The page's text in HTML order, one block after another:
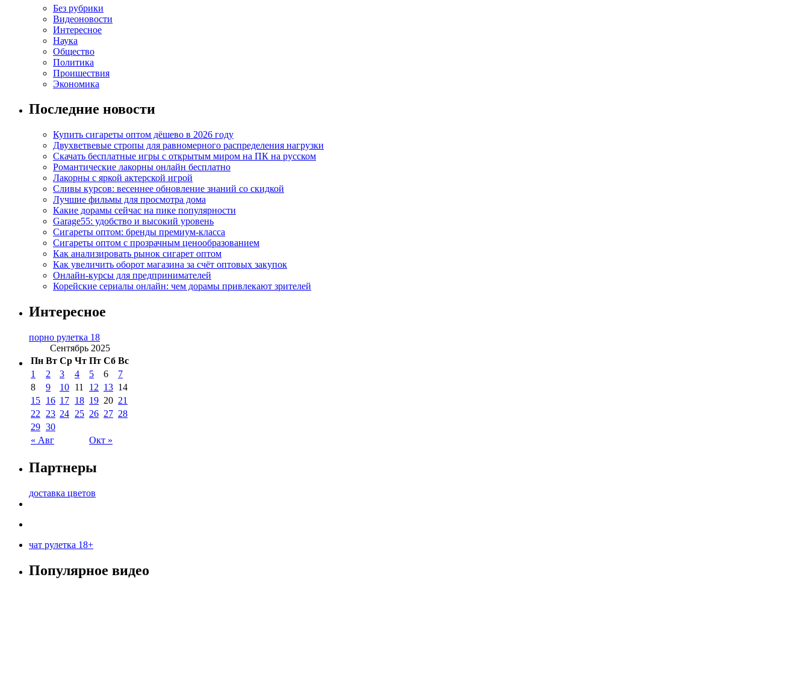
Без рубрики
Видеоновости
Интересное
Наука
Общество
Политика
Проишествия
Экономика
Последние новости
Купить сигареты оптом дёшево в 2026 году
Двухветвевые стропы для равномерного распределения нагрузки
Скачать бесплатные игры с открытым миром на ПК на русском
Романтические лакорны онлайн бесплатно
Лакорны с яркой актерской игрой
Сливы курсов: весеннее обновление знаний со скидкой
Лучшие фильмы для просмотра дома
Какие дорамы сейчас на пике популярности
Garage55: удобство и высокий уровень
Сигареты оптом: бренды премиум-класса
Сигареты оптом с прозрачным ценообразованием
Как анализировать рынок сигарет оптом
Как увеличить оборот магазина за счёт оптовых закупок
Онлайн-курсы для предпринимателей
Корейские сериалы онлайн: чем дорамы привлекают зрителей
Интересное
порно рулетка 18
Сентябрь 2025
Пн Вт Ср Чт Пт Сб Вс
« Авг Окт »
1 2 3 4 5 6
7
8
9 10 11 12 13 14
15 16 17 18 19 20 21
22
23 24 25 26 27 28
29 30
Партнеры
доставка цветов
чат рулетка 18+
Популярное видео